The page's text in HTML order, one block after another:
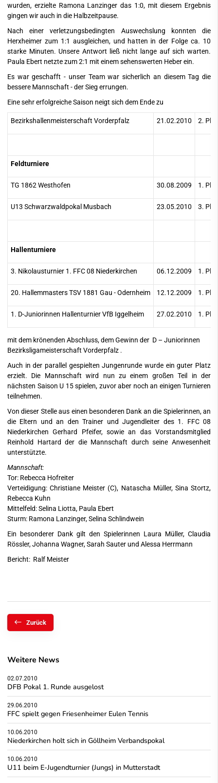
wurden, erzielte Ramona Lanzinger das 1:0, mit diesem Ergebnis
gingen wir auch in die Halbzeitpause.
Nach einer verletzungsbedingten Auswechslung konnten die
Herxheimer zum 1:1 ausgleichen, und hatten in der Folge ca. 10
starke Minuten. Unsere Antwort ließ nicht lange auf sich warten.
Paula Ebert netzte zum 2:1 mit einem sehenswerten Heber ein.
Es war geschafft - unser Team war sicherlich an diesem Tag die
bessere Mannschaft - der Sieg errungen.
Eine sehr erfolgreiche Saison neigt sich dem Ende zu
Bezirkshallenmeisterschaft Vorderpfalz 21.02.2010 2.
Feldturniere
TG 1862 Westhofen 30.08.2009 1.
U13 Schwarzwaldpokal Musbach 23.05.2010 3.
Hallenturniere
3. Nikolausturnier 1. FFC 08 Niederkirchen 06.12.2009 1.
20. Hallemmasters TSV 1881 Gau - Odernheim 12.12.2009 1.
1. D-Juniorinnen Hallenturnier VfB Iggelheim 27.02.2010 1.
mit dem krönenden Abschluss, dem Gewinn der D – Juniorinnen
Bezirksligameisterschaft Vorderpfalz .
Auch in der parallel gespielten Jungenrunde wurde ein guter Platz
erzielt. Die Mannschaft wird nun zu einem großen Teil in der
nächsten Saison U 15 spielen, zuvor aber noch an einigen Turnieren
teilnehmen.
Von dieser Stelle aus einen besonderen Dank an die Spielerinnen, an
die Eltern und an den Trainer und Jugendleiter des 1. FFC 08
Niederkirchen Gerhard Pfeifer, sowie an das Vorstandsmitglied
Reinhold Hartard der die Mannschaft durch seine Anwesenheit
unterstützte.
Mannschaft:
Tor: Rebecca Hofreiter
Verteidigung: Christiane Meister (C), Natascha Müller, Sina Stortz,
Rebecca Kuhn
Mittelfeld: Selina Liotta, Paula Ebert
Sturm: Ramona Lanzinger, Selina Schlindwein
Ein besonderer Dank gilt den Spielerinnen Laura Müller, Claudia
Rössler, Johanna Wagner, Sarah Sauter und Alessa Herrmann
Bericht: Ralf Meister
Zurück
Weitere News
02.07.2010
DFB Pokal 1. Runde ausgelost
29.06.2010
FFC spielt gegen Friesenheimer Eulen Tennis
10.06.2010
Niederkirchen holt sich in Göllheim Verbandspokal
10.06.2010
U11 beim E-Jugendturnier (Jungs) in Mutterstadt